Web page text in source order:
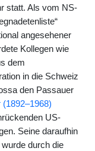
statt. Als vom NS-
angesehener
Kollegen wie
dem
in die Schweiz
den Passauer
US-
Seine daraufhin
durch die